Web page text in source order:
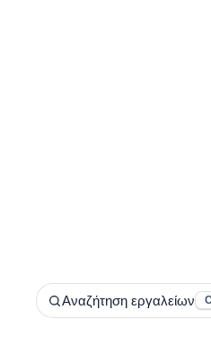
Αναζήτηση εργαλείων